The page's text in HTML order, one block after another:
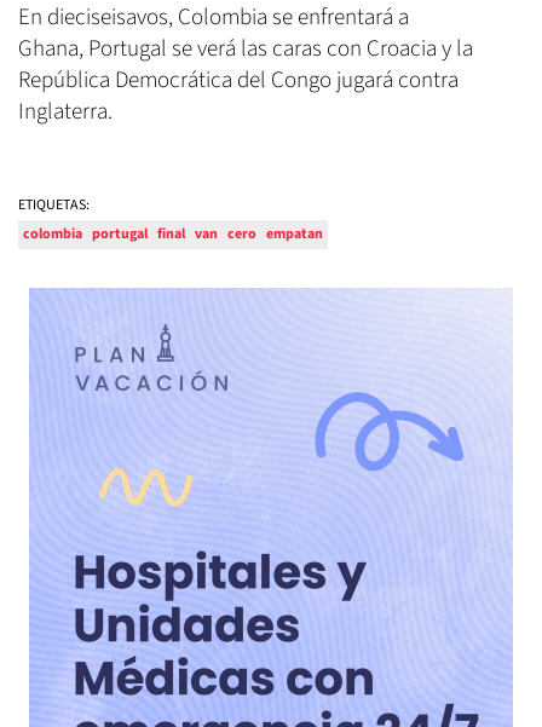
En dieciseisavos, Colombia se enfrentará a
Ghana, Portugal se verá las caras con Croacia y la
República Democrática del Congo jugará contra
Inglaterra.
ETIQUETAS:
colombia portugal final van cero empatan